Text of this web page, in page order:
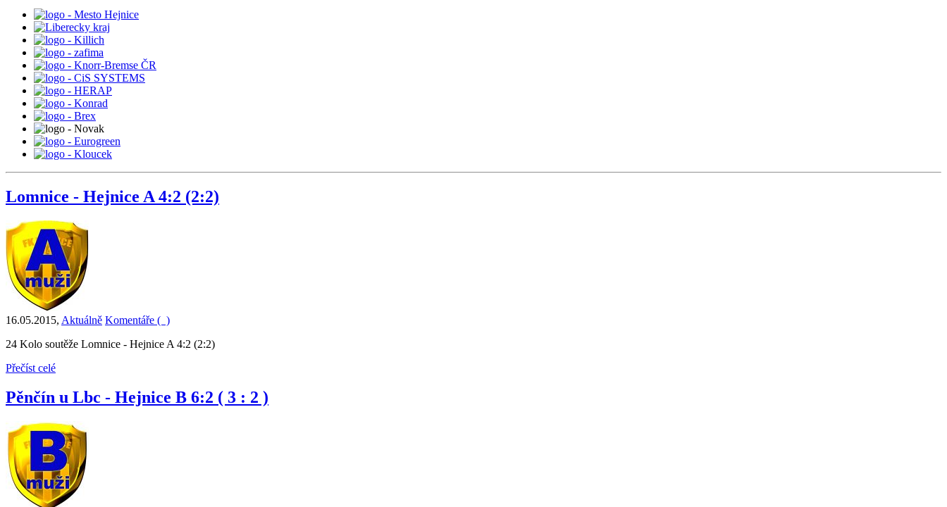
Lomnice - Hejnice A 4:2 (2:2)
16.05.2015, Aktuálně Komentáře ( )
24 Kolo soutěže Lomnice - Hejnice A 4:2 (2:2)
Přečíst celé
Pěnčín u Lbc - Hejnice B 6:2 ( 3 : 2 )